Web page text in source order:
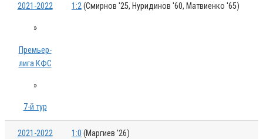
2021-2022
»
Премьер-
лига КФС
»
7-й тур
1:2(Смирнов '25, Нуридинов '60, Матвиенко '65)
2021-2022 1:0 (Маргиев '26)